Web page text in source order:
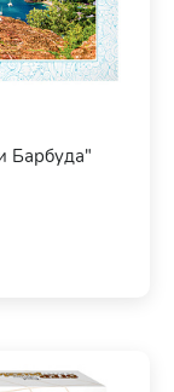
Барбуда"